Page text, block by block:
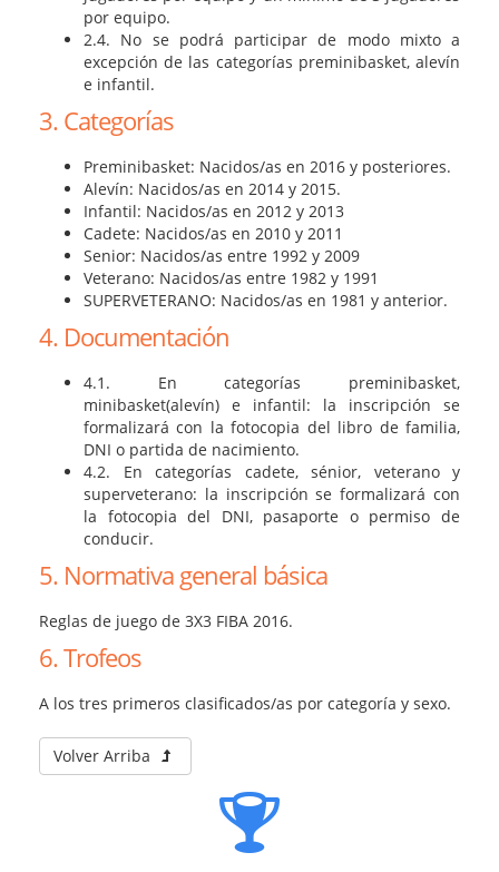
por equipo.
2.4. No se podrá participar de modo mixto a
excepción de las categorías preminibasket, alevín
e infantil.
3. Categorías
Preminibasket: Nacidos/as en 2016 y posteriores.
Alevín: Nacidos/as en 2014 y 2015.
Infantil: Nacidos/as en 2012 y 2013
Cadete: Nacidos/as en 2010 y 2011
Senior: Nacidos/as entre 1992 y 2009
Veterano: Nacidos/as entre 1982 y 1991
SUPERVETERANO: Nacidos/as en 1981 y anterior.
4. Documentación
4.1. En categorías preminibasket,
minibasket(alevín) e infantil: la inscripción se
formalizará con la fotocopia del libro de familia,
DNI o partida de nacimiento.
4.2. En categorías cadete, sénior, veterano y
superveterano: la inscripción se formalizará con
la fotocopia del DNI, pasaporte o permiso de
conducir.
5. Normativa general básica
Reglas de juego de 3X3 FIBA 2016.
6. Trofeos
A los tres primeros clasificados/as por categoría y sexo.
Volver Arriba